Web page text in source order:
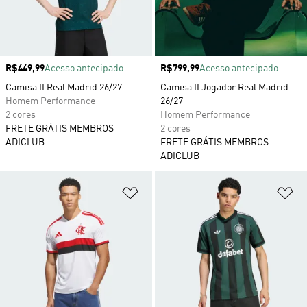
Preço
R$449,99Acesso antecipado
Camisa II Real Madrid 26/27
Homem Performance
2 cores
FRETE GRÁTIS MEMBROS
ADICLUB
Preço
R$799,99Acesso antecipado
Camisa II Jogador Real Madrid
26/27
Homem Performance
2 cores
FRETE GRÁTIS MEMBROS
ADICLUB
Adicionar à Lista de Desejos